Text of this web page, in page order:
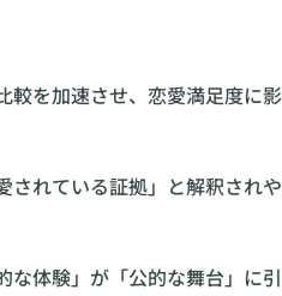
較を加速させ、恋愛満足度に影
されている証拠」と解釈されや
な体験」が「公的な舞台」に引